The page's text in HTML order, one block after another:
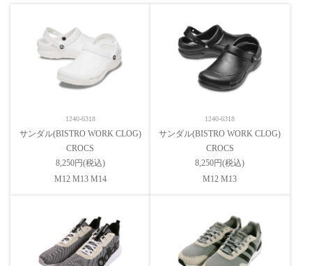
1240-6318
サンダル(BISTRO WORK CLOG)
CROCS
8,250円(税込)
M12 M13 M14
1240-6318
サンダル(BISTRO WORK CLOG)
CROCS
8,250円(税込)
M12 M13